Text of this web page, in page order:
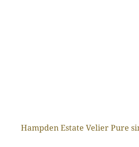
Hampden Estate Velier Pure